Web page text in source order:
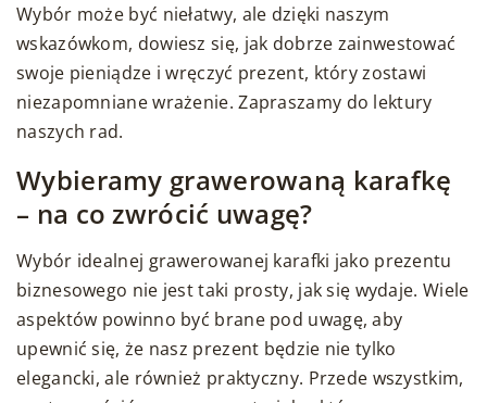
Wybór może być niełatwy, ale dzięki naszym
wskazówkom, dowiesz się, jak dobrze zainwestować
swoje pieniądze i wręczyć prezent, który zostawi
niezapomniane wrażenie. Zapraszamy do lektury
naszych rad.
Wybieramy grawerowaną karafkę
– na co zwrócić uwagę?
Wybór idealnej grawerowanej karafki jako prezentu
biznesowego nie jest taki prosty, jak się wydaje. Wiele
aspektów powinno być brane pod uwagę, aby
upewnić się, że nasz prezent będzie nie tylko
elegancki, ale również praktyczny. Przede wszystkim,